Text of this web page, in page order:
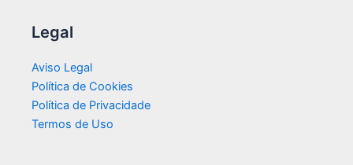
Legal
Aviso Legal
Política de Cookies
Política de Privacidade
Termos de Uso